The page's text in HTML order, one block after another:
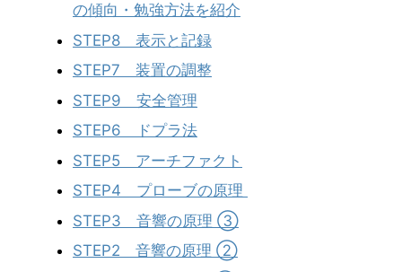
の傾向・勉強方法を紹介
STEP8 表示と記録
STEP7 装置の調整
STEP9 安全管理
STEP6 ドプラ法
STEP5 アーチファクト
STEP4 プローブの原理
STEP3 音響の原理 ③
STEP2 音響の原理 ②